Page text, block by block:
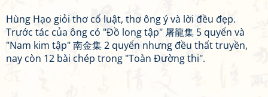
Hùng Hạo giỏi thơ cổ luật, thơ ông ý và lời đều đẹp.
Trước tác của ông có "Đồ long tập" 屠龍集 5 quyển và
"Nam kim tập" 南金集 2 quyển nhưng đều thất truyền,
nay còn 12 bài chép trong "Toàn Đường thi".